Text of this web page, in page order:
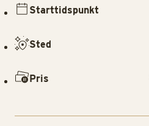
Starttidspunkt
Sted
Pris